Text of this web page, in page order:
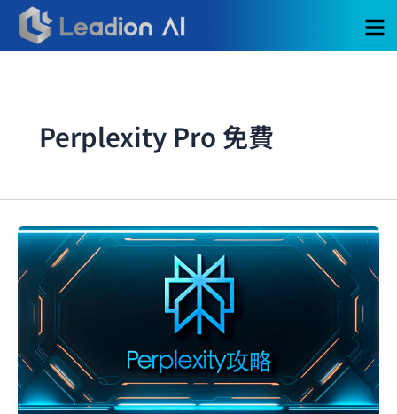
主
Perplexity Pro 免費